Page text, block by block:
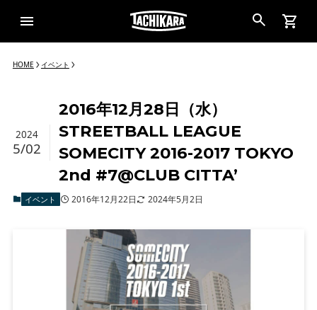
HOME イベント
2016年12月28日（水）
STREETBALL LEAGUE
SOMECITY 2016-2017 TOKYO
2nd #7@CLUB CITTA’
2024
5/02
イベント 2016年12月22日 2024年5月2日